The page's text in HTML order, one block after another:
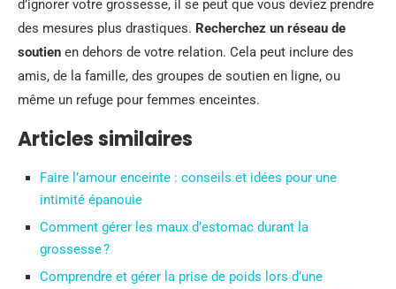
d’ignorer votre grossesse, il se peut que vous deviez prendre
des mesures plus drastiques. Recherchez un réseau de
soutien en dehors de votre relation. Cela peut inclure des
amis, de la famille, des groupes de soutien en ligne, ou
même un refuge pour femmes enceintes.
Articles similaires
Faire l’amour enceinte : conseils et idées pour une
intimité épanouie
Comment gérer les maux d’estomac durant la
grossesse ?
Comprendre et gérer la prise de poids lors d’une